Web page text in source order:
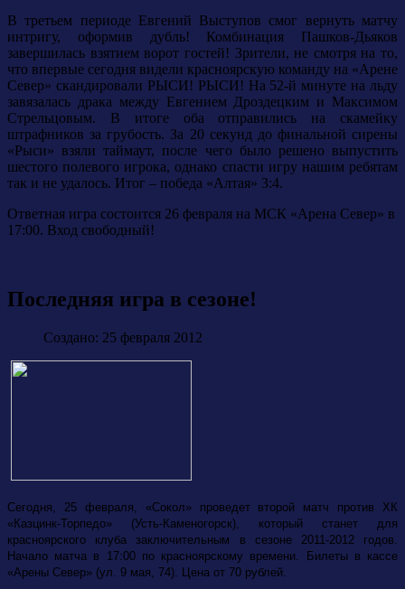
В третьем периоде Евгений Выступов смог вернуть матчу
интригу, оформив дубль! Комбинация Пашков-Дьяков
завершилась взятием ворот гостей! Зрители, не смотря на то,
что впервые сегодня видели красноярскую команду на «Арене
Север» скандировали РЫСИ! РЫСИ! На 52-й минуте на льду
завязалась драка между Евгением Дроздецким и Максимом
Стрельцовым. В итоге оба отправились на скамейку
штрафников за грубость. За 20 секунд до финальной сирены
«Рыси» взяли таймаут, после чего было решено выпустить
шестого полевого игрока, однако спасти игру нашим ребятам
так и не удалось. Итог – победа «Алтая» 3:4.
Ответная игра состоится 26 февраля на МСК «Арена Север» в
17:00. Вход свободный!
Последняя игра в сезоне!
Создано: 25 февраля 2012
Сегодня, 25 февраля, «Сокол» проведет второй матч против ХК
«Казцинк-Торпедо» (Усть-Каменогорск), который станет для
красноярского клуба заключительным в сезоне 2011-2012 годов.
Начало матча в 17:00 по красноярскому времени. Билеты в кассе
«Арены Север» (ул. 9 мая, 74). Цена от 70 рублей.